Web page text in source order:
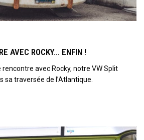
AVEC ROCKY… ENFIN !
rencontre avec Rocky, notre VW Split
sa traversée de l’Atlantique.